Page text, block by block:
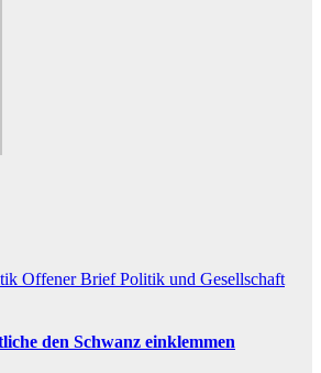
Offener BriefPolitik und Gesellschaft
den Schwanz einklemmen